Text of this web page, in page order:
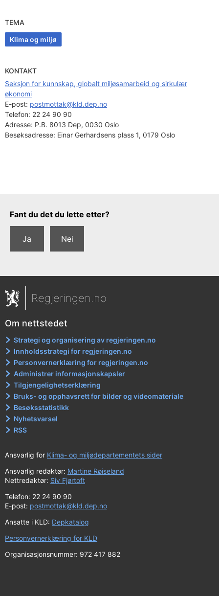
TEMA
Klima og miljø
KONTAKT
Seksjon for kunnskap, globalt miljøsamarbeid og sirkulær
økonomi
E-post: postmottak@kld.dep.no
Telefon: 22 24 90 90
Adresse: P.B. 8013 Dep, 0030 Oslo
Besøksadresse: Einar Gerhardsens plass 1, 0179 Oslo
Tilbakemeldingsskjema
Fant du det du lette etter?
Ja Nei
Regjeringen.no
Om nettstedet
Strategi og organisering av regjeringen.no
Innholdsstrategi for regjeringen.no
Personvernerklæring for regjeringen.no
Administrer informasjonskapsler
Tilgjengelighetserklæring
Bruks- og opphavsrett for bilder og videomateriale
Besøksstatistikk
Nyhetsvarsel
RSS
Ansvarlig for Klima- og miljødepartementets sider
Ansvarlig redaktør: Martine Røiseland
Nettredaktør: Siv Fjørtoft
Telefon: 22 24 90 90
E-post: postmottak@kld.dep.no
Ansatte i KLD: Depkatalog
Personvernerklæring for KLD
Organisasjonsnummer: 972 417 882